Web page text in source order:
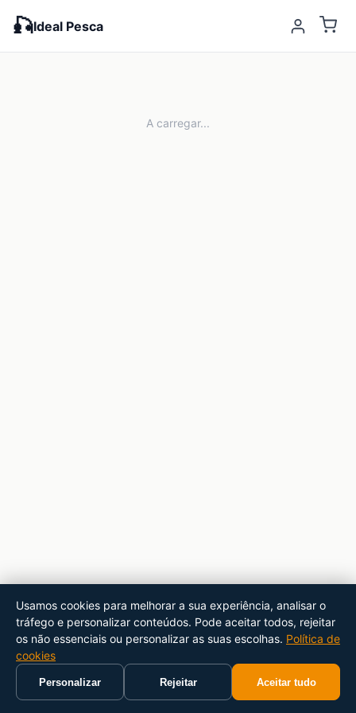
🎣Ideal Pesca
A carregar...
Usamos cookies para melhorar a sua experiência, analisar o
tráfego e personalizar conteúdos. Pode aceitar todos, rejeitar
os não essenciais ou personalizar as suas escolhas. Política de
cookies
Personalizar Rejeitar Aceitar tudo